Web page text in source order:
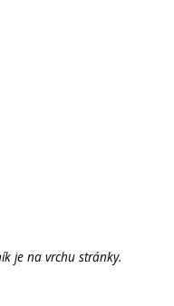
je na vrchu stránky.